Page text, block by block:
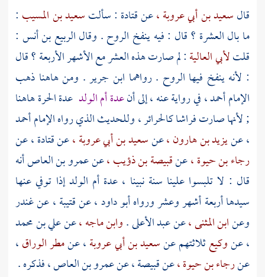
قالسعيد بن أبي عروبة ،عنقتادة : سألتسعيد بن المسيب :
ما بال العشرة ؟ قال : فيه ينفخ الروح . وقالالربيع بن أنس :
قلتلأبي العالية: لم صارت هذه العشر مع الأشهر الأربعة ؟ قال
: لأنه ينفخ فيها الروح . رواهما ابن جرير. ومن هاهنا ذهب
الإمامأحمد ،في رواية عنه ، إلى أنعدة أم الولد عدة الحرة هاهنا
; لأنها صارت فراشا كالحرائر ، وللحديث الذي رواه الإمامأحمد
،عنيزيد بن هارون ،عنسعيد بن أبي عروبة ،عنقتادة ،عن
رجاء بن حيوة ،عنقبيصة بن ذؤيب ،عنعمرو بن العاصأنه
قال : لا تلبسوا علينا سنة نبينا ، عدة أم الولد إذا توفي عنها
سيدها أربعة أشهر وعشر ورواهأبو داود ،عنقتيبة ،عنغندر
وعنابن المثنى ،عنعبد الأعلى.وابن ماجه ،عنعلي بن محمد
،عنوكيعثلاثتهم عنسعيد بن أبي عروبة، عنمطر الوراق،
عنرجاء بن حيوة ،عنقبيصة ،عنعمرو بن العاص ،فذكره .